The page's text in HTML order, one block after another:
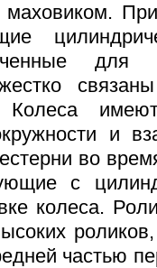
для
и
во
с
колеса.
частью